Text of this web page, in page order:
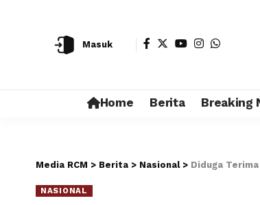
Masuk
Home Berita Breaking
Media RCM > Berita > Nasional> Diduga
NASIONAL